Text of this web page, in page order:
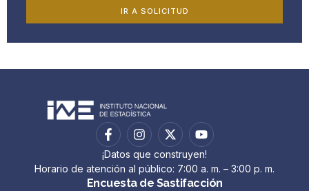
IR A SOLICITUD
¡Datos que construyen!
Horario de atención al público: 7:00 a. m. – 3:00 p. m.
Encuesta de Sastifacción